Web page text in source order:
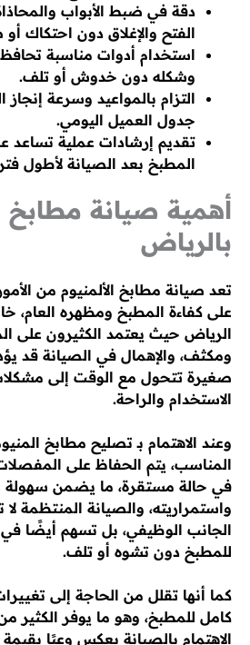
دقة في ضبط الأبواب
الفتح والإغلاق دون احتكاك
استخدام أدوات مناسبة
وشكله دون خدوش أو تلف.
التزام بالمواعيد وسرعة
جدول العميل اليومي.
تقديم إرشادات عملية تساعد
المطبخ بعد الصيانة لأطول
أهمية صيانة مطابخ
بالرياض
تعد صيانة مطابخ الألمنيوم من
على كفاءة المطبخ ومظهره العام،
الرياض حيث يعتمد الكثيرون على
ومكثف، والإهمال في الصيانة قد
صغيرة تتحول مع الوقت إلى
الاستخدام والراحة.
وعند الاهتمام بـ تصليح مطابخ
المناسب، يتم الحفاظ على المفصلات،
في حالة مستقرة، ما يضمن سهولة
واستمراريته، والصيانة المنتظمة
الجانب الوظيفي، بل تسهم أيضًا في
للمطبخ دون تشوه أو تلف.
كما أنها تقلل من الحاجة إلى
كامل للمطبخ، وهو ما يوفر الكثير
الاهتمام بالصيانة يعكس وعيًا